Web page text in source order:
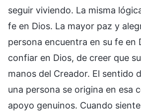
seguir viviendo. La misma
fe en Dios. La mayor paz y
persona encuentra en su fe en
confiar en Dios, de creer que
manos del Creador. El sentido
una persona se origina en esa
apoyo genuinos. Cuando